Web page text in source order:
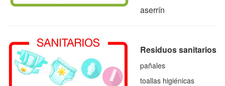
aserrín
Residuos sanitarios
pañales
toallas higiénicas